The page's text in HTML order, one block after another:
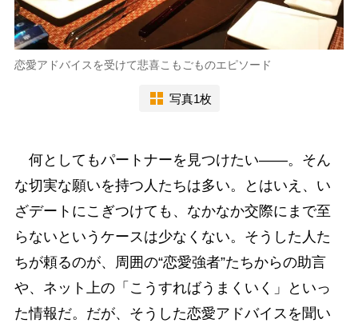
恋愛アドバイスを受けて悲喜こもごものエピソード
写真1枚
何としてもパートナーを見つけたい――。そん
な切実な願いを持つ人たちは多い。とはいえ、い
ざデートにこぎつけても、なかなか交際にまで至
らないというケースは少なくない。そうした人た
ちが頼るのが、周囲の“恋愛強者”たちからの助言
や、ネット上の「こうすればうまくいく」といっ
た情報だ。だが、そうした恋愛アドバイスを聞い